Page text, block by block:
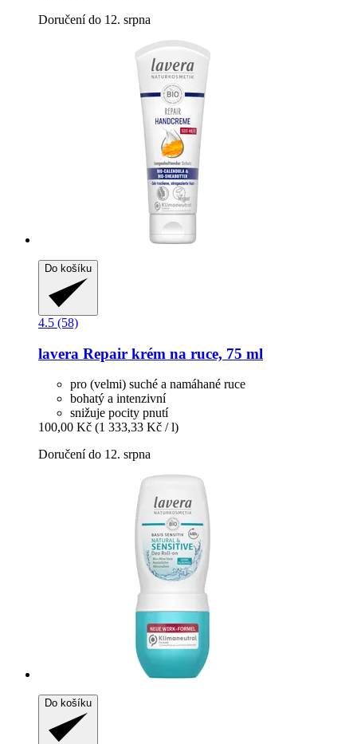
Doručení do 12. srpna
Do košíku
4.5 (58)
lavera Repair krém na ruce, 75 ml
pro (velmi) suché a namáhané ruce
bohatý a intenzivní
snižuje pocity pnutí
100,00 Kč (1 333,33 Kč / l)
Doručení do 12. srpna
Do košíku